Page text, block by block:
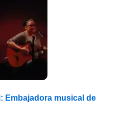
Embajadora musical de